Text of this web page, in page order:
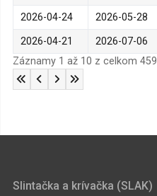
2026-04-24
2026-05-28
2026-04-21
2026-07-06
Záznamy 1 až 10 z celkom 459
Slintačka a krívačka (SLAK)